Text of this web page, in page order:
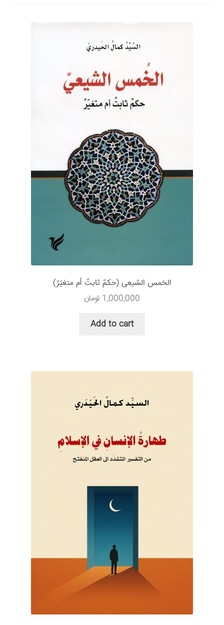
حساب کاربری من
قوانین و مقررات
الخمس الشیعی (حکمٌ ثابتٌ أم متغیّرٌ)
1,000,000 تومان
Add to cart